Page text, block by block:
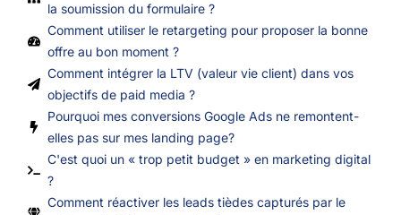
la soumission du formulaire ?
Comment utiliser le retargeting pour proposer la bonne
offre au bon moment ?
Comment intégrer la LTV (valeur vie client) dans vos
objectifs de paid media ?
Pourquoi mes conversions Google Ads ne remontent-
elles pas sur mes landing page?
C'est quoi un « trop petit budget » en marketing digital
?
Comment réactiver les leads tièdes capturés par le